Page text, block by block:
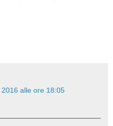
alle ore 18:05